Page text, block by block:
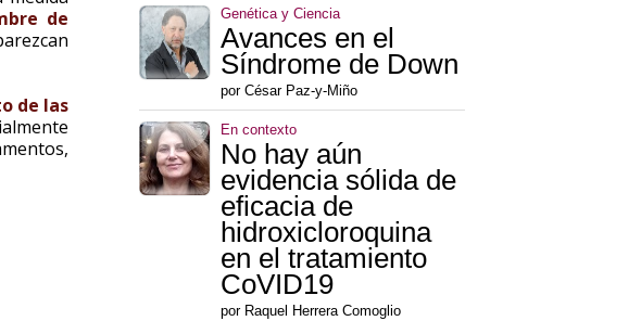
Genética y Ciencia
Avances en el
Síndrome de Down
por César Paz-y-Miño
En contexto
No hay aún
evidencia sólida de
eficacia de
hidroxicloroquina
en el tratamiento
CoVID19
por Raquel Herrera Comoglio
de
de las